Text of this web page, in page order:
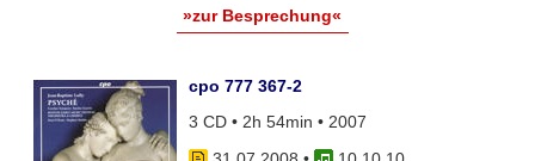
»zur Besprechung«
cpo 777 367-2
3 CD • 2h 54min • 2007